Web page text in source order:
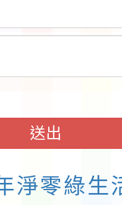
送出
淨零綠生